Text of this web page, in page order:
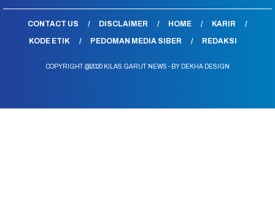
CONTACT US DISCLAIMER HOME
KARIR
KODE ETIK
PEDOMAN MEDIA SIBER REDAKSI
COPYRIGHT @2020 KILAS GARUT NEWS - BY DEKHA DESIGN